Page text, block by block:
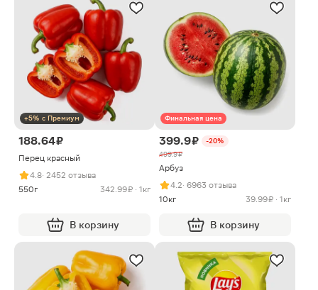
+5% с Премиум
188.64 ₽
Перец красный
4.8· 2452 отзыва
550г
342.99 ₽ · 1кг
В корзину
Финальная цена
399.9 ₽
-20%
499.9 ₽
Арбуз
4.2· 6963 отзыва
10кг
39.99 ₽ · 1кг
В корзину